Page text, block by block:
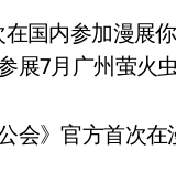
展7月广州萤火虫
》官方首次在